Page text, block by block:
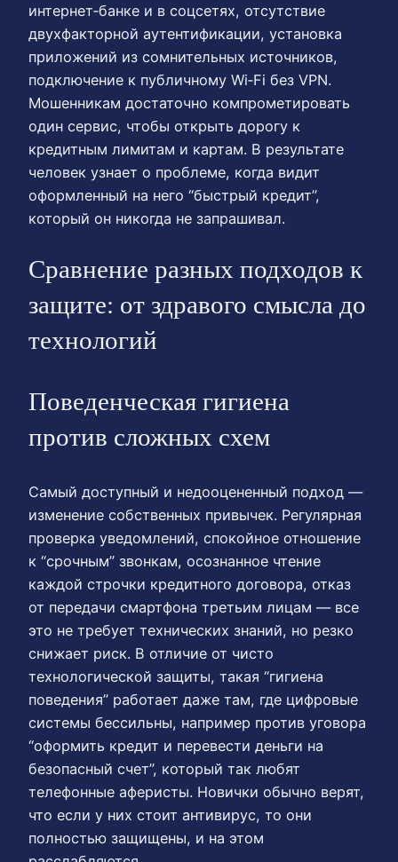
интернет‑банке и в соцсетях, отсутствие
двухфакторной аутентификации, установка
приложений из сомнительных источников,
подключение к публичному Wi‑Fi без VPN.
Мошенникам достаточно компрометировать
один сервис, чтобы открыть дорогу к
кредитным лимитам и картам. В результате
человек узнает о проблеме, когда видит
оформленный на него “быстрый кредит”,
который он никогда не запрашивал.
Сравнение разных подходов к
защите: от здравого смысла до
технологий
Поведенческая гигиена
против сложных схем
Самый доступный и недооцененный подход —
изменение собственных привычек. Регулярная
проверка уведомлений, спокойное отношение
к “срочным” звонкам, осознанное чтение
каждой строчки кредитного договора, отказ
от передачи смартфона третьим лицам — все
это не требует технических знаний, но резко
снижает риск. В отличие от чисто
технологической защиты, такая “гигиена
поведения” работает даже там, где цифровые
системы бессильны, например против уговора
“оформить кредит и перевести деньги на
безопасный счет”, который так любят
телефонные аферисты. Новички обычно верят,
что если у них стоит антивирус, то они
полностью защищены, и на этом